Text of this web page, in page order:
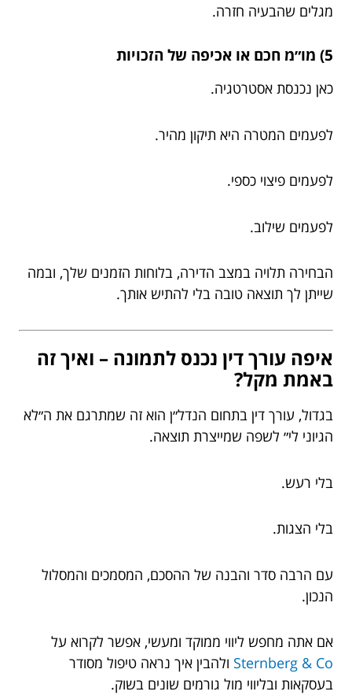
מגלים שהבעיה חזרה.
5) מו״מ חכם או אכיפה של הזכויות
כאן נכנסת אסטרטגיה.
לפעמים המטרה היא תיקון מהיר.
לפעמים פיצוי כספי.
לפעמים שילוב.
הבחירה תלויה במצב הדירה, בלוחות הזמנים שלך, ובמה
שייתן לך תוצאה טובה בלי להתיש אותך.
איפה עורך דין נכנס לתמונה – ואיך זה
באמת מקל?
בגדול, עורך דין בתחום הנדל״ן הוא זה שמתרגם את ה״לא
הגיוני לי״ לשפה שמייצרת תוצאה.
בלי רעש.
בלי הצגות.
עם הרבה סדר והבנה של ההסכם, המסמכים והמסלול
הנכון.
אם אתה מחפש ליווי ממוקד ומעשי, אפשר לקרוא על
Sternberg & Co ולהבין איך נראה טיפול מסודר
בעסקאות ובליווי מול גורמים שונים בשוק.